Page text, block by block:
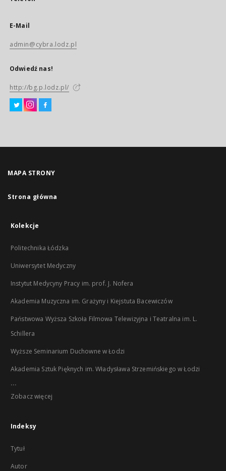
E-Mail
admin@cybra.lodz.pl
Odwiedź nas!
http://bg.p.lodz.pl/
MAPA STRONY
Strona główna
Kolekcje
Politechnika Łódzka
Uniwersytet Medyczny
Instytut Medycyny Pracy im. prof. J. Nofera
Akademia Muzyczna im. Grażyny i Kiejstuta Bacewiczów
Państwowa Wyższa Szkoła Filmowa Telewizyjna i Teatralna im. L.
Schillera
Wyższe Seminarium Duchowne w Łodzi
Akademia Sztuk Pięknych im. Władysława Strzemińskiego w Łodzi
...
Zobacz więcej
Indeksy
Tytuł
Autor